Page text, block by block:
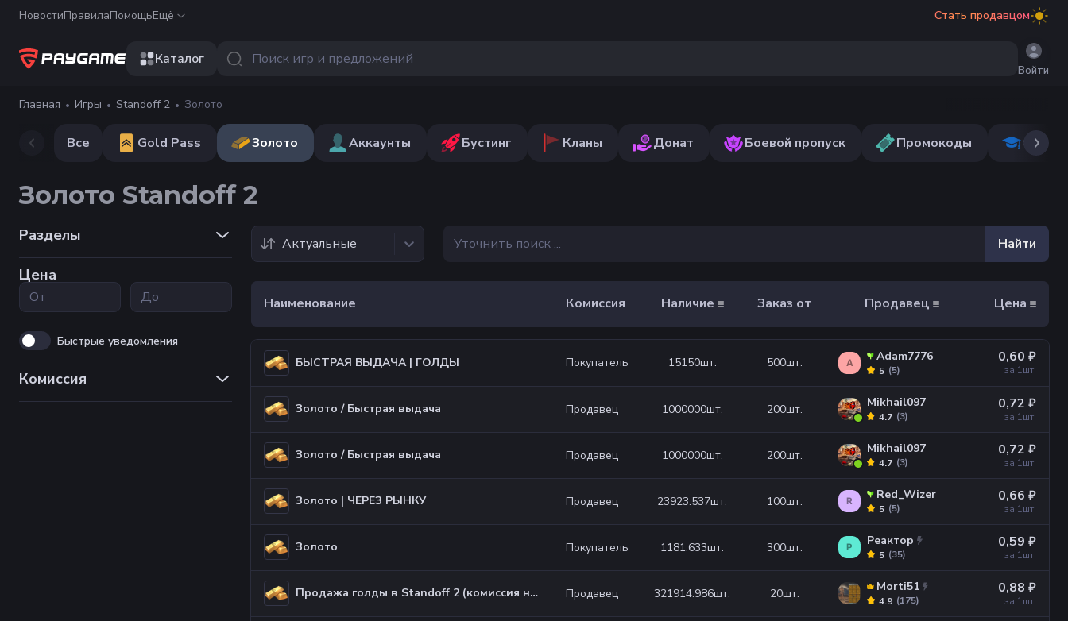
НовостиПравилаПомощьЕщё Стать продавцом
Каталог
Войти
Главная Игры Standoff 2 Золото
Все Gold Pass Золото Аккаунты Бустинг Кланы Донат Боевой пропуск Промокоды
Золото Standoff 2
Разделы
Цена
Быстрые уведомления
Комиссия
Актуальные Найти
Наименование Комиссия Наличие Заказ от Продавец Цена
БЫСТРАЯ ВЫДАЧА | ГОЛДЫ Покупатель 15150шт. 500шт. A Adam7776
(5)
5
0,60 ₽
за 1шт.
Золото / Быстрая выдача Продавец 1000000шт. 200шт. Mikhail097
(3)
4.7
0,72 ₽
за 1шт.
Золото / Быстрая выдача Продавец 1000000шт. 200шт. Mikhail097
(3)
4.7
0,72 ₽
за 1шт.
Золото | ЧЕРЕЗ РЫНКУ Продавец 23923.537шт. 100шт. R Red_Wizer
(5)
5
0,66 ₽
за 1шт.
Золото Покупатель 1181.633шт. 300шт. Р Реактор
(35)
5
0,59 ₽
за 1шт.
Продажа голды в Standoff 2 (комиссия на мне) Продавец 321914.986шт. 20шт. Morti51
(175)
4.9
0,88 ₽
за 1шт.